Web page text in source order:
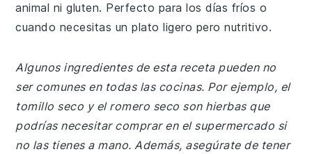
animal ni gluten. Perfecto para los días fríos o
cuando necesitas un plato ligero pero nutritivo.
Algunos ingredientes de esta receta pueden no
ser comunes en todas las cocinas. Por ejemplo, el
tomillo seco y el romero seco son hierbas que
podrías necesitar comprar en el supermercado si
no las tienes a mano. Además, asegúrate de tener